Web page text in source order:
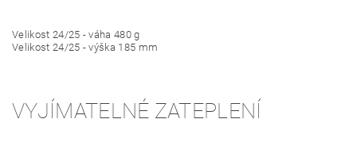
Velikost 24/25 - váha 480 g
Velikost 24/25 - výška 185 mm
VYJÍMATELNÉ ZATEPLENÍ